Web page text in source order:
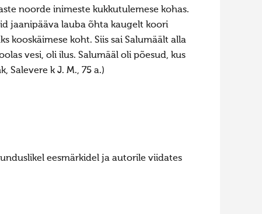
noorde inimeste kukkutulemese kohas.
jaanipääva lauba õhta kaugelt koori
kooskäimese koht. Siis sai Salumäält alla
vesi, oli ilus. Salumääl oli põesud, kus
Salevere k J. M., 75 a.)
eesmärkidel ja autorile viidates